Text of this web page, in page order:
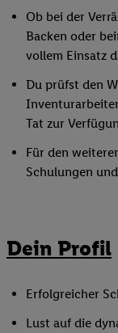
Ob bei der
Backen oder
vollem Einsatz
Du prüfst den
Tat zur
Für den
Schulungen
Dein Profil
Erfolgreicher
Lust auf die